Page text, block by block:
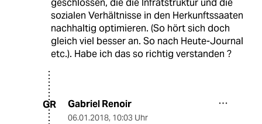
geschlossen, die die Infratstruktur und die
sozialen Verhältnisse in den Herkunftssaaten
nachhaltig optimieren. (So hört sich doch
gleich viel besser an. So nach Heute-Journal
etc.). Habe ich das so richtig verstanden ?
GR Gabriel Renoir
06.01.2018, 10:03 Uhr